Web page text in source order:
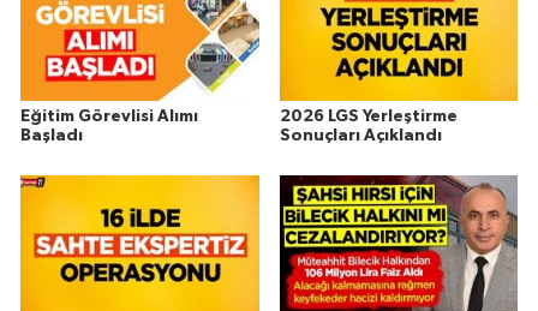
Eğitim Görevlisi Alımı
Başladı
2026 LGS Yerleştirme
Sonuçları Açıklandı